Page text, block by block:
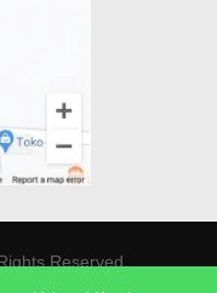
Rights Reserved.